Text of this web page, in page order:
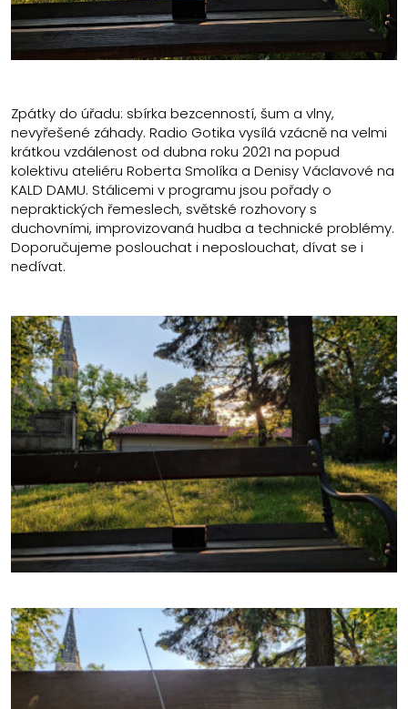
Zpátky do úřadu: sbírka bezcenností, šum a vlny,
nevyřešené záhady. Radio Gotika vysílá vzácně na velmi
krátkou vzdálenost od dubna roku 2021 na popud
kolektivu ateliéru Roberta Smolíka a Denisy Václavové na
KALD DAMU. Stálicemi v programu jsou pořady o
nepraktických řemeslech, světské rozhovory s
duchovními, improvizovaná hudba a technické problémy.
Doporučujeme poslouchat i neposlouchat, dívat se i
nedívat.